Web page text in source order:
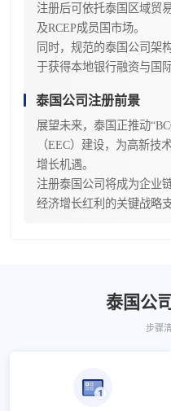
注册后可依托泰国区域贸
及RCEP成员国市场。
同时，规范的泰国公司架
于获得本地银行融资与国
泰国公司注册前景
展望未来，泰国正推动
（EEC）建设，为高新技
增长机遇。
注册泰国公司将成为企业
经济增长红利的关键战略支
泰国公
步骤